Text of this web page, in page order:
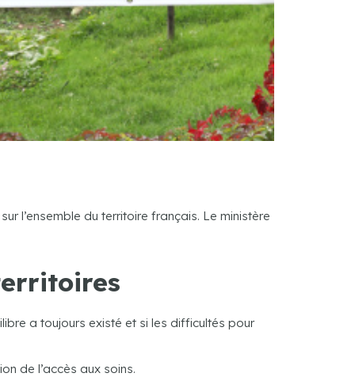
l’ensemble du territoire français. Le ministère
a toujours existé et si les difficultés pour
de l’accès aux soins.